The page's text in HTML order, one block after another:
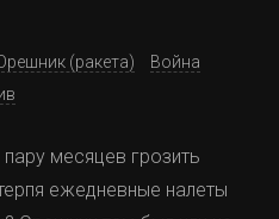
(ракета)
Война
месяцев грозить
ежедневные налеты